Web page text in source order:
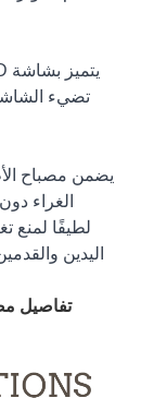
تضيء
يضمن مصباح
الغراء
لطيفًا لمنع
اليدين
تفاصيل